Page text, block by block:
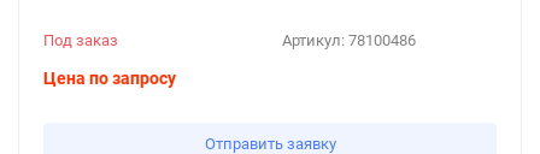
Артикул: 78100486
Под заказ
Цена по запросу
Отправить заявку